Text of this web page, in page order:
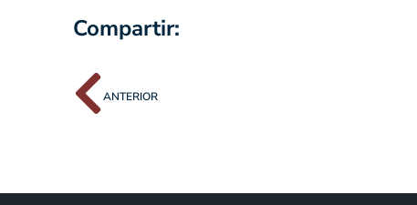
Compartir:
ANTERIOR